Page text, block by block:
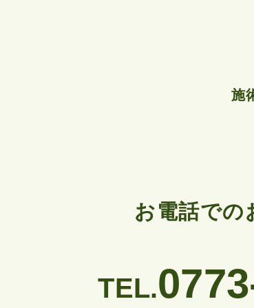
施
お電話での
TEL.